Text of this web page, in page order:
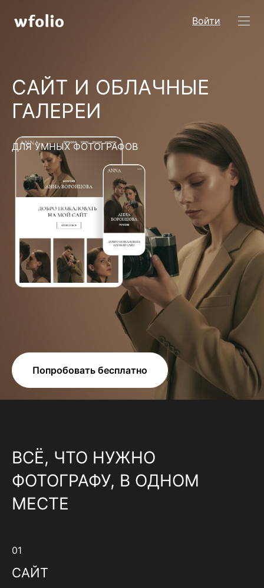
Войти
САЙТ И ОБЛАЧНЫЕ
ГАЛЕРЕИ
ДЛЯ УМНЫХ ФОТОГРАФОВ
Попробовать бесплатно
ВСЁ, ЧТО НУЖНО
ФОТОГРАФУ, В ОДНОМ
МЕСТЕ
01
САЙТ